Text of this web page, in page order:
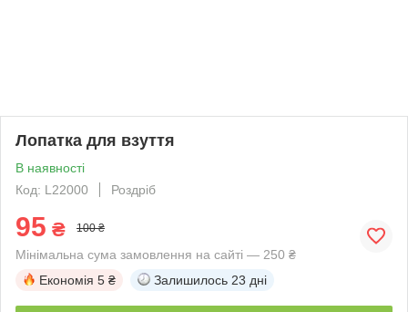
Лопатка для взуття
В наявності
Код: L22000
Роздріб
95 ₴ 100 ₴
Мінімальна сума замовлення на сайті — 250 ₴
Економія 5 ₴ Залишилось 23 дні